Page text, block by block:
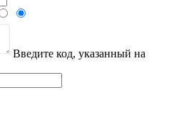
Введите код, указанный на